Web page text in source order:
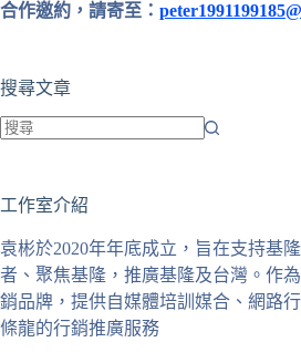
合作邀約，請寄至：
搜尋文章
到
合
條
件
的
工作室介紹
袁彬於2020年年底成立，旨在支持基
者、聚焦基隆，推廣基隆及台灣。作
銷品牌，提供自媒體培訓媒合、網路
條龍的行銷推廣服務